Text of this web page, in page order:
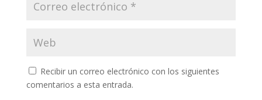
Recibir un correo electrónico con los siguientes
comentarios a esta entrada.